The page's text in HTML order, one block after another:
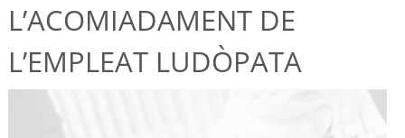
L’ACOMIADAMENT DE
L’EMPLEAT LUDÒPATA